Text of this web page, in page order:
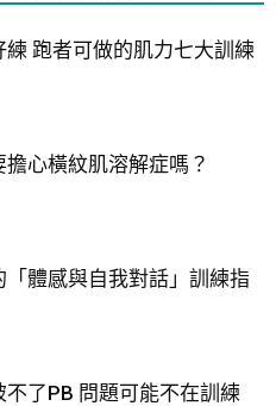
練 跑者可做的肌力七大訓練
心橫紋肌溶解症嗎？
「體感與自我對話」訓練指
不了PB 問題可能不在訓練